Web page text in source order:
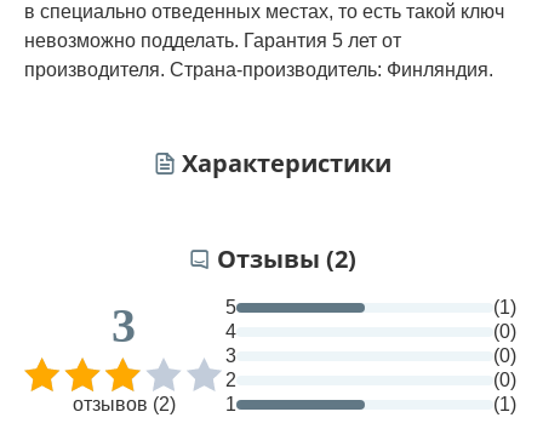
в специально отведенных местах, то есть такой ключ
невозможно подделать. Гарантия 5 лет от
производителя. Страна-производитель: Финляндия.
Характеристики
Отзывы (2)
3
отзывов (2)
5
(1)
4
(0)
3
(0)
2
(0)
1
(1)